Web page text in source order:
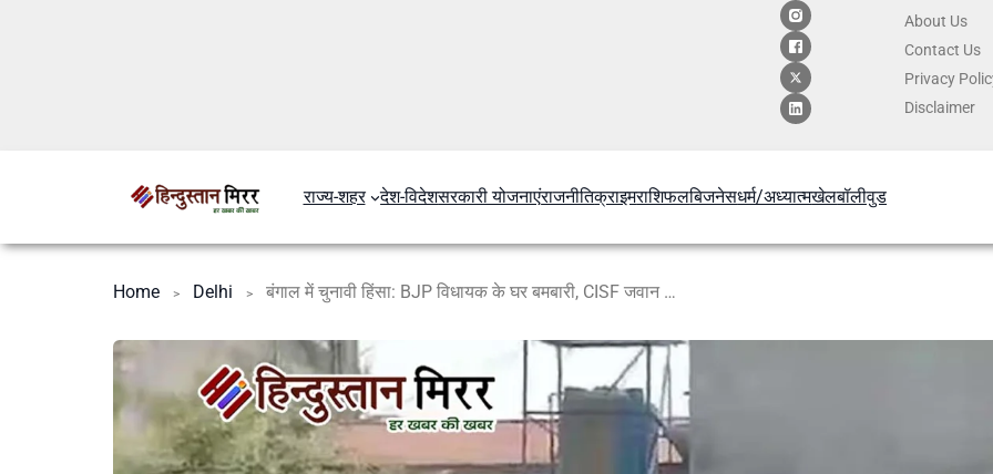
About Us
Contact Us
Privacy
Disclaimer
राज्य-शहर देश-विदेशसरकारी योजनाएंराजनीतिक्राइमराशिफलबिजनेसधर्म/अध्यात्मखेलबॉलीवुड
Home Delhi बंगाल में चुनावी हिंसा: BJP विधायक के घर बमबारी, CISF जवान घायल